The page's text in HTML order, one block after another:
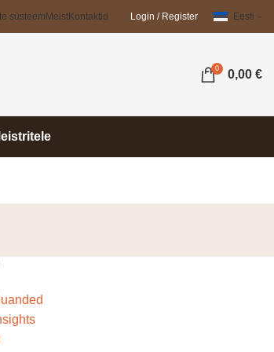
süsteem MeistKontaktid Login / Register Eesti
0 0,00 €